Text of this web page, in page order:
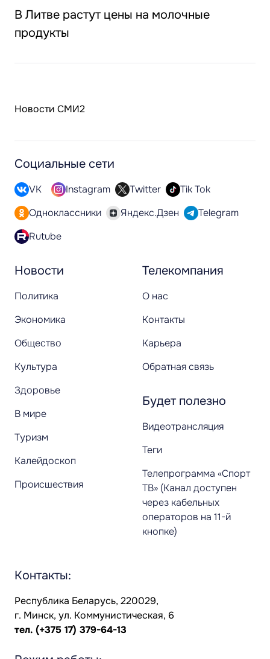
В Литве растут цены на молочные
продукты
Новости СМИ2
Новости
Политика
Экономика
Общество
Культура
Здоровье
В мире
Туризм
Калейдоскоп
Происшествия
Телекомпания
О нас
Контакты
Карьера
Обратная связь
Будет полезно
Видеотрансляция
Теги
Телепрограмма «Спорт
ТВ» (Канал доступен
через кабельных
операторов на 11-й
кнопке)
Социальные сети
VK Instagram Twitter
Tik Tok
Одноклассники
Яндекс.Дзен
Telegram
Rutube
Контакты:
Республика Беларусь, 220029,
г. Минск, ул. Коммунистическая, 6
тел. (+375 17) 379-64-13